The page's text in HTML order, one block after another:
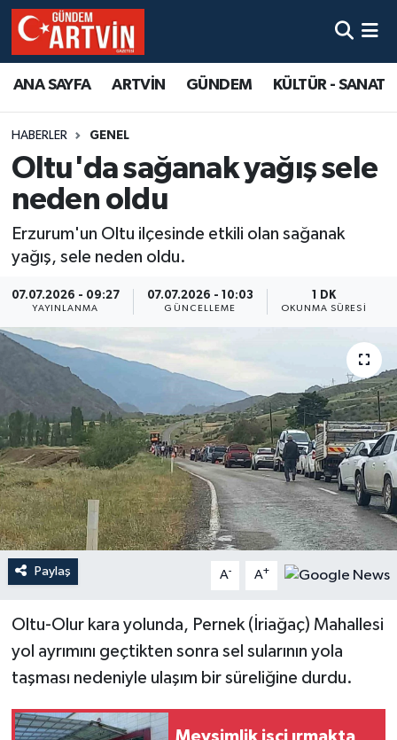
ANA SAYFA ARTVİN GÜNDEM KÜLTÜR - SANAT
HABERLER GENEL
Oltu'da sağanak yağış sele
neden oldu
Erzurum'un Oltu ilçesinde etkili olan sağanak
yağış, sele neden oldu.
07.07.2026 - 09:27
YAYINLANMA
07.07.2026 - 10:03
GÜNCELLEME
1 DK
OKUNMA SÜRESI
Paylaş A- A+
Oltu-Olur kara yolunda, Pernek (İriağaç) Mahallesi
yol ayrımını geçtikten sonra sel sularının yola
taşması nedeniyle ulaşım bir süreliğine durdu.
Mevsimlik işçi ırmakta